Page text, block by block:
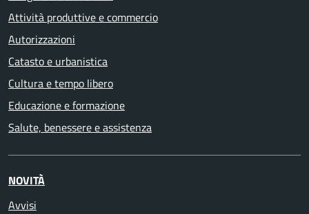
Attività produttive e commercio
Autorizzazioni
Catasto e urbanistica
Cultura e tempo libero
Educazione e formazione
Salute, benessere e assistenza
NOVITÀ
Avvisi